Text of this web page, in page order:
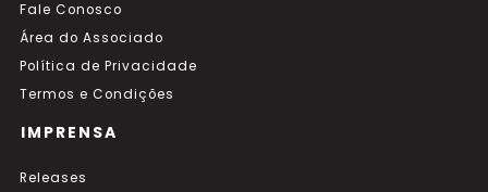
Fale Conosco
Área do Associado
Política de Privacidade
Termos e Condições
IMPRENSA
Releases